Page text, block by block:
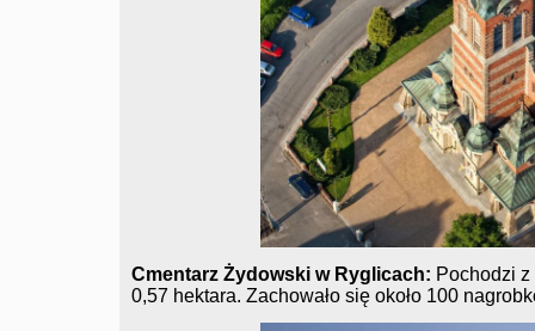
Cmentarz Żydowski w Ryglicach: Pochodzi
0,57 hektara. Zachowało się około 100